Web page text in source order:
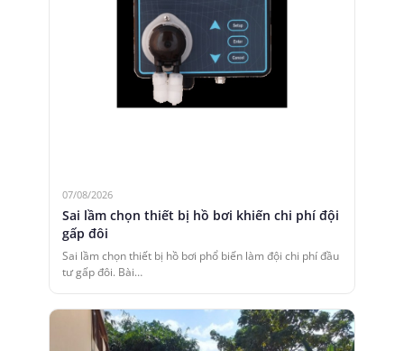
07/08/2026
Sai lầm chọn thiết bị hồ bơi khiến chi phí đội
gấp đôi
Sai lầm chọn thiết bị hồ bơi phổ biến làm đội chi phí đầu
tư gấp đôi. Bài…